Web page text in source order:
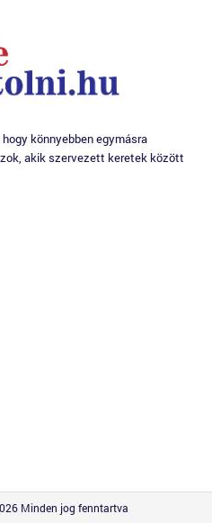
könnyebben egymásra
akik szervezett keretek között
Minden jog fenntartva